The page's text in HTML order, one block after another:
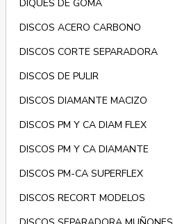
DIQUES DE GOMA
DISCOS ACERO CARBONO
DISCOS CORTE SEPARADORA
DISCOS DE PULIR
DISCOS DIAMANTE MACIZO
DISCOS PM Y CA DIAM FLEX
DISCOS PM Y CA DIAMANTE
DISCOS PM-CA SUPERFLEX
DISCOS RECORT MODELOS